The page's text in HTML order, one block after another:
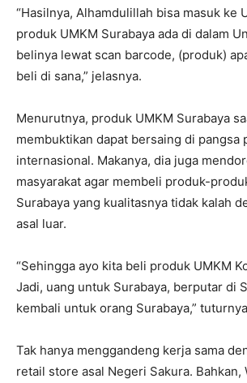
“Hasilnya, Alhamdulillah bisa masuk ke
produk UMKM Surabaya ada di dalam
belinya lewat scan barcode, (produk)
beli di sana,” jelasnya.
Menurutnya, produk UMKM Surabaya
membuktikan dapat bersaing di pangsa
internasional. Makanya, dia juga
masyarakat agar membeli produk-
Surabaya yang kualitasnya tidak kalah
asal luar.
“Sehingga ayo kita beli produk UMKM
Jadi, uang untuk Surabaya, berputar di
kembali untuk orang Surabaya,”
Tak hanya menggandeng kerja sama
retail store asal Negeri Sakura. Bahkan,